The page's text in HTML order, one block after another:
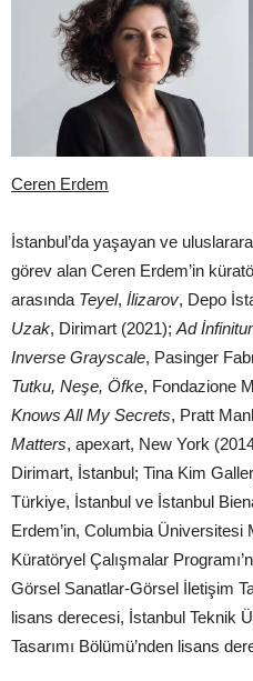
Ceren Erdem
İstanbul’da yaşayan ve
görev alan Ceren Erdem’in
arasında Teyel, İlizarov, Depo
Uzak, Dirimart (2021); Ad
Inverse Grayscale, Pasinger
Tutku, Neşe, Öfke, Fondazione
Knows All My Secrets, Pratt
Matters, apexart, New York
Dirimart, İstanbul; Tina Kim
Türkiye, İstanbul ve İstanbul
Erdem’in, Columbia Üniversitesi
Küratöryel Çalışmalar
Görsel Sanatlar-Görsel İletişim
lisans derecesi, İstanbul Teknik
Tasarımı Bölümü’nden lisans